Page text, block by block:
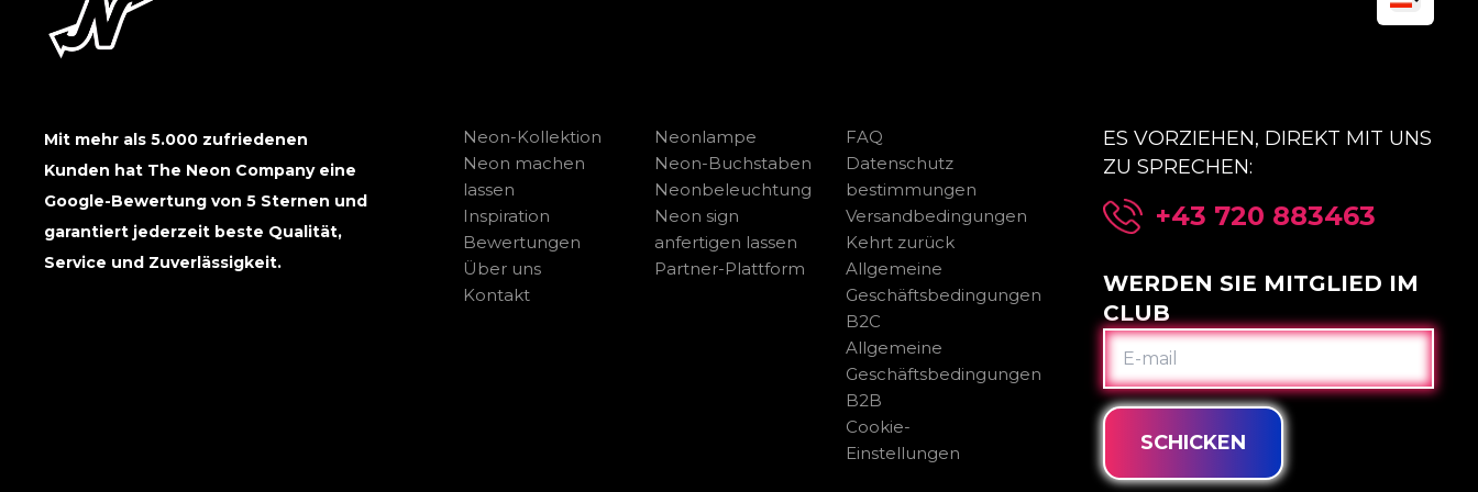
Mit mehr als 5.000 zufriedenen
Kunden hat The Neon Company eine
Google-Bewertung von 5 Sternen und
garantiert jederzeit beste Qualität,
Service und Zuverlässigkeit.
Neon-Kollektion
Neon machen
lassen
Inspiration
Bewertungen
Über uns
Kontakt
Neonlampe
Neon-Buchstaben
Neonbeleuchtung
Neon sign
anfertigen lassen
Partner-Plattform
FAQ
Datenschutz
bestimmungen
Versandbedingungen
Kehrt zurück
Allgemeine
Geschäftsbedingungen
B2C
Allgemeine
Geschäftsbedingungen
B2B
Cookie-
Einstellungen
ES VORZIEHEN, DIREKT MIT UNS
ZU SPRECHEN:
+43 720 883463
WERDEN SIE MITGLIED IM
CLUB
E-
MAIL
SCHICKEN